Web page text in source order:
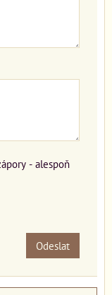
- alespoň
Odeslat